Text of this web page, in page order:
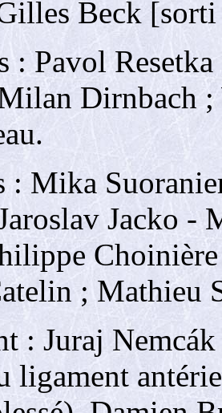
Beck [sorti
: Pavol
Dirnbach ;
: Mika
Jacko -
; Mathieu
: Juraj
ligament